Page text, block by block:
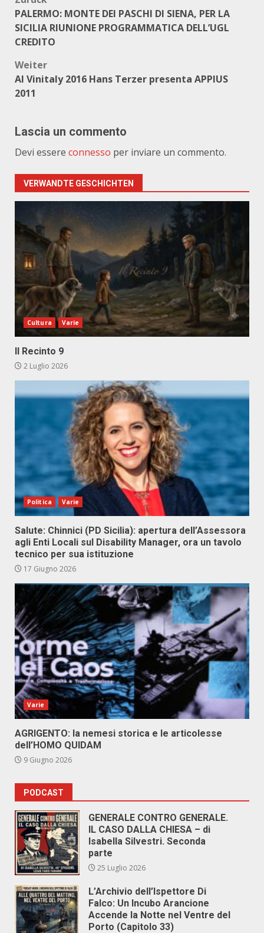
PALERMO: MONTE DEI PASCHI DI SIENA, PER LA
SICILIA RIUNIONE PROGRAMMATICA DELL’UGL
CREDITO
Weiter
Al Vinitaly 2016 Hans Terzer presenta APPIUS
2011
Lascia un commento
Devi essere connesso per inviare un commento.
VERWANDTE GESCHICHTEN
Cultura Varie
Il Recinto 9
2 Luglio 2026
Politica Varie
Salute: Chinnici (PD Sicilia): apertura dell’Assessora
agli Enti Locali sul Disability Manager, ora un tavolo
tecnico per sua istituzione
17 Giugno 2026
Varie
AGRIGENTO: la nemesi storica e le articolesse
dell’HOMO QUIDAM
9 Giugno 2026
PODCAST
GENERALE CONTRO GENERALE.
IL CASO DALLA CHIESA – di
Isabella Silvestri. Seconda
parte
25 Luglio 2026
L’Archivio dell’Ispettore Di
Falco: Un Incubo Arancione
Accende la Notte nel Ventre del
Porto (Capitolo 33)